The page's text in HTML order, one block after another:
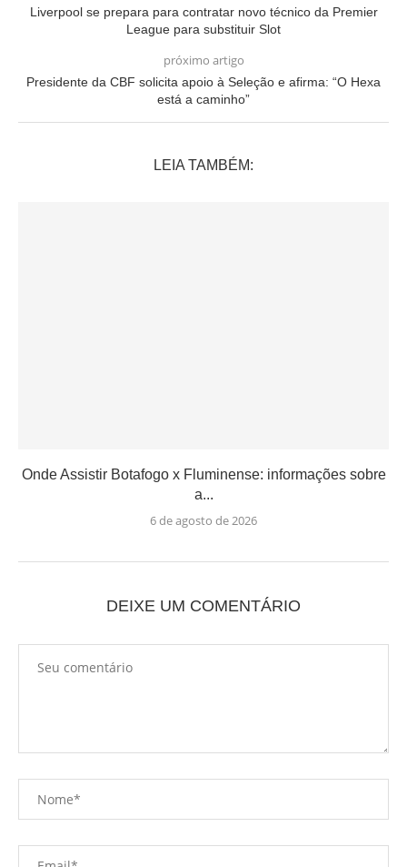
Liverpool se prepara para contratar novo técnico da Premier
League para substituir Slot
próximo artigo
Presidente da CBF solicita apoio à Seleção e afirma: “O Hexa
está a caminho”
LEIA TAMBÉM:
Onde Assistir Botafogo x Fluminense: informações sobre
a...
6 de agosto de 2026
DEIXE UM COMENTÁRIO